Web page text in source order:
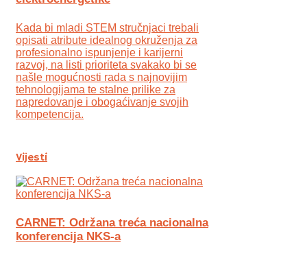
Kada bi mladi STEM stručnjaci trebali
opisati atribute idealnog okruženja za
profesionalno ispunjenje i karijerni
razvoj, na listi prioriteta svakako bi se
našle mogućnosti rada s najnovijim
tehnologijama te stalne prilike za
napredovanje i obogaćivanje svojih
kompetencija.
Vijesti
CARNET: Održana treća nacionalna
konferencija NKS-a